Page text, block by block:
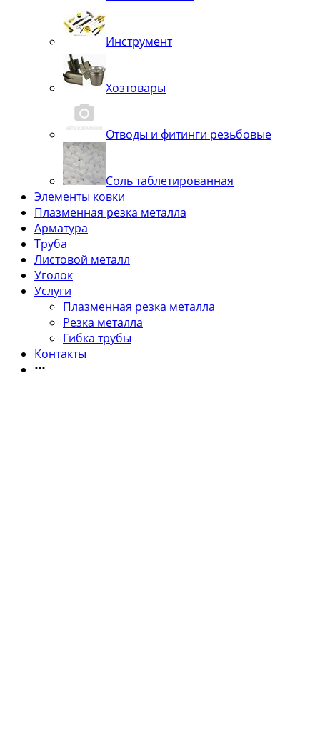
Инструмент
Хозтовары
Отводы и фитинги резьбовые
Соль таблетированная
Элементы ковки
Плазменная резка металла
Арматура
Труба
Листовой металл
Уголок
Услуги
Плазменная резка металла
Резка металла
Гибка трубы
Контакты